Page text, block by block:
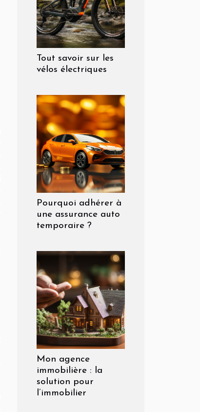
Tout savoir sur les
vélos électriques
Pourquoi adhérer à
une assurance auto
temporaire ?
Mon agence
immobilière : la
solution pour
l’immobilier